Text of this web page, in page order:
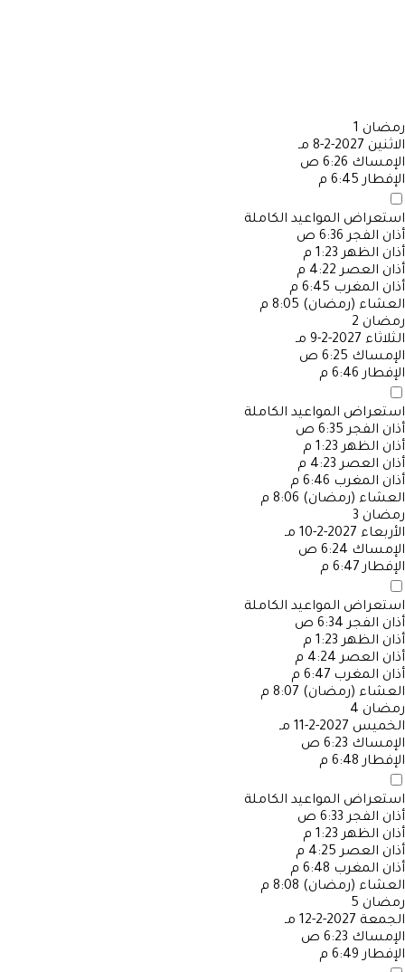
رمضان 1
الاثنين 2027-2-8 مـ
الإمساك 6:26 ص
الإفطار 6:45 م
استعراض المواعيد الكاملة
أذان الفجر 6:36 ص
أذان الظهر 1:23 م
أذان العصر 4:22 م
أذان المغرب 6:45 م
العشاء (رمضان) 8:05 م
رمضان 2
الثلاثاء 2027-2-9 مـ
الإمساك 6:25 ص
الإفطار 6:46 م
استعراض المواعيد الكاملة
أذان الفجر 6:35 ص
أذان الظهر 1:23 م
أذان العصر 4:23 م
أذان المغرب 6:46 م
العشاء (رمضان) 8:06 م
رمضان 3
الأربعاء 2027-2-10 مـ
الإمساك 6:24 ص
الإفطار 6:47 م
استعراض المواعيد الكاملة
أذان الفجر 6:34 ص
أذان الظهر 1:23 م
أذان العصر 4:24 م
أذان المغرب 6:47 م
العشاء (رمضان) 8:07 م
رمضان 4
الخميس 2027-2-11 مـ
الإمساك 6:23 ص
الإفطار 6:48 م
استعراض المواعيد الكاملة
أذان الفجر 6:33 ص
أذان الظهر 1:23 م
أذان العصر 4:25 م
أذان المغرب 6:48 م
العشاء (رمضان) 8:08 م
رمضان 5
الجمعة 2027-2-12 مـ
الإمساك 6:23 ص
الإفطار 6:49 م